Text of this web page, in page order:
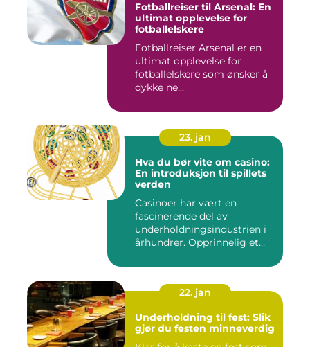
Fotballreiser til Arsenal: En
ultimat opplevelse for
fotballelskere
Fotballreiser Arsenal er en
ultimat opplevelse for
fotballelskere som ønsker å
dykke ne...
23. jan
Hva du bør vite om casino:
En introduksjon til spillets
verden
Casinoer har vært en
fascinerende del av
underholdningsindustrien i
århundrer. Opprinnelig et
22. jan
Underholdning til fest: Slik
gjør du festen minneverdig